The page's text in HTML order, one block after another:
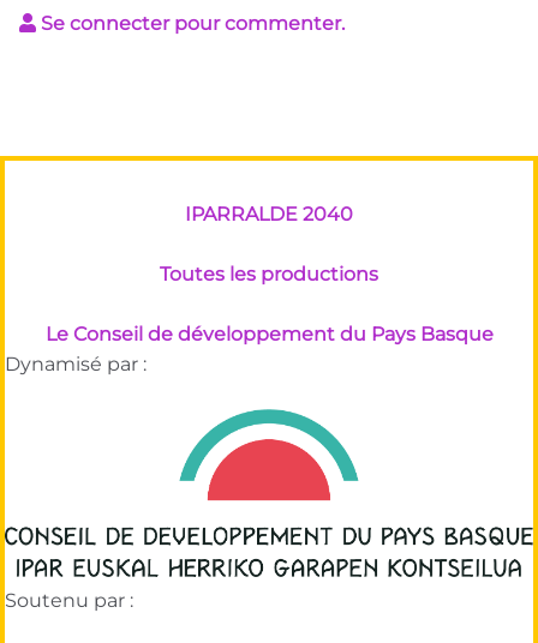
Se connecter pour commenter.
IPARRALDE 2040
Toutes les productions
Le Conseil de développement du Pays Basque
Dynamisé par :
Soutenu par :